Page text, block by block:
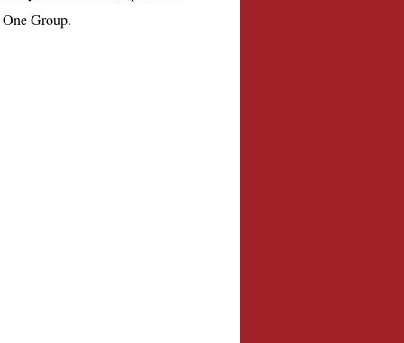
Group.